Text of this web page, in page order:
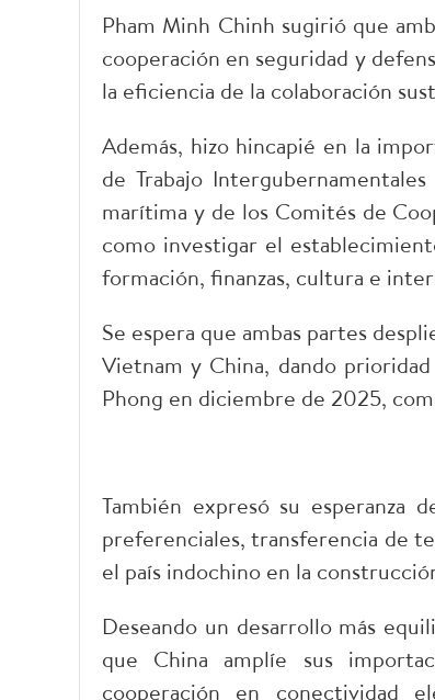
Pham Minh Chinh sugirió que
cooperación en seguridad y
la eficiencia de la colaboración
Además, hizo hincapié en la
de Trabajo
marítima y de los Comités de
como investigar el
formación, finanzas, cultura e
Se espera que ambas partes
Vietnam y China, dando
Phong en diciembre de 2025,
También expresó su esperanza
preferenciales, transferencia de
el país indochino en la
Deseando un desarrollo más
que China amplíe sus
cooperación en conectividad